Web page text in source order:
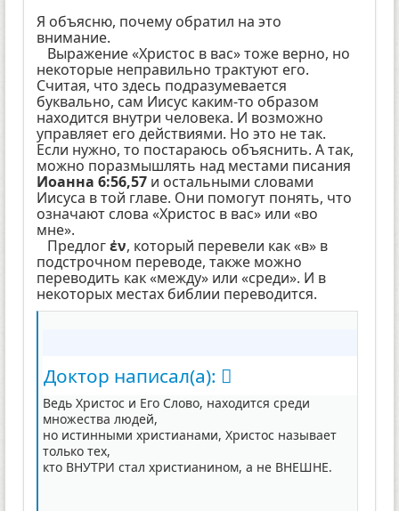
Я объясню, почему обратил на это
внимание.
Выражение «Христос в вас» тоже верно, но
некоторые неправильно трактуют его.
Считая, что здесь подразумевается
буквально, сам Иисус каким-то образом
находится внутри человека. И возможно
управляет его действиями. Но это не так.
Если нужно, то постараюсь объяснить. А так,
можно поразмышлять над местами писания
Иоанна 6:56,57 и остальными словами
Иисуса в той главе. Они помогут понять, что
означают слова «Христос в вас» или «во
мне».
Предлогἐν, который перевели как «в» в
подстрочном переводе, также можно
переводить как «между» или «среди». И в
некоторых местах библии переводится.
Доктор написал(а):
Ведь Христос и Его Слово, находится среди
множества людей,
но истинными христианами, Христос называет
только тех,
кто ВНУТРИ стал христианином, а не ВНЕШНЕ.